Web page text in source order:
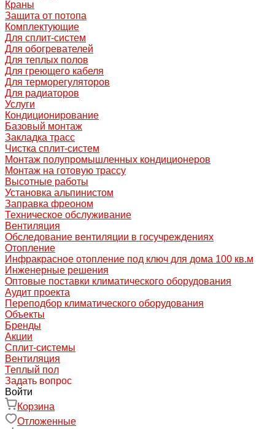
Краны
Защита от потопа
Комплектующие
Для сплит-систем
Для обогревателей
Для теплых полов
Для греющего кабеля
Для терморегуляторов
Для радиаторов
Услуги
Кондиционирование
Базовый монтаж
Закладка трасс
Чистка сплит-систем
Монтаж полупромышленных кондиционеров
Монтаж на готовую трассу
Высотные работы
Установка альпинистом
Заправка фреоном
Техническое обслуживание
Вентиляция
Обследование вентиляции в госучреждениях
Отопление
Инфракрасное отопление под ключ для дома 100 кв.м
Инженерные решения
Оптовые поставки климатического оборудования
Аудит проекта
Переподбор климатического оборудования
Объекты
Бренды
Акции
Сплит-системы
Вентиляция
Теплый пол
Задать вопрос
Войти
Корзина
Отложенные